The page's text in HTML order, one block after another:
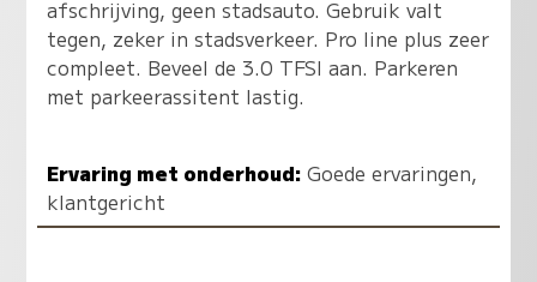
afschrijving, geen stadsauto. Gebruik valt
tegen, zeker in stadsverkeer. Pro line plus zeer
compleet. Beveel de 3.0 TFSI aan. Parkeren
met parkeerassitent lastig.
Ervaring met onderhoud: Goede ervaringen,
klantgericht